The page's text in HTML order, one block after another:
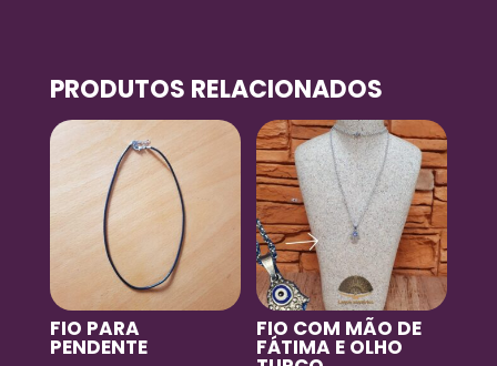
PRODUTOS RELACIONADOS
FIO PARA
PENDENTE
FIO COM MÃO DE
FÁTIMA E OLHO